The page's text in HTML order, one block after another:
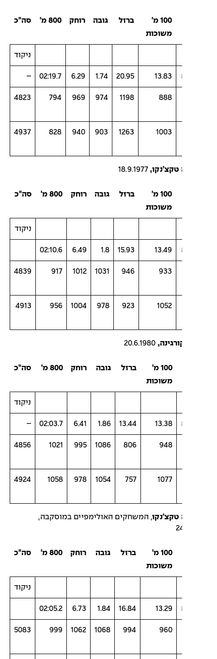
ברזל גובה רוחק 800 מ' סה"כ
20.95
1.74
6.29
02:19.7
1198
974
969
794
4823
1263
903
940
828
4937
ברזל גובה רוחק 800 מ' סה"כ
15.93
6.49
02:10.6
946
1031
1012
917
4839
923
978
1004
956
4913
ברזל גובה רוחק 800 מ' סה"כ
13.44
1.86
6.41
02:03.7
–
806
1086
995
1021
4856
757
1054
978
1058
4924
, המשחקים האולימפיים במוסקבה,
ברזל גובה רוחק 800 מ' סה"כ
16.84
1.84
6.73
02:05.2
994
1068
1062
999
5083